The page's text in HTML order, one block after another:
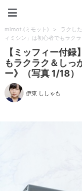
mimot.(ミモット) > ラクし
ィミシン」は初心者でもラク
【ミッフィー付
もラクラク＆しっ
ー》（写真 1/18）
伊東 ししゃも